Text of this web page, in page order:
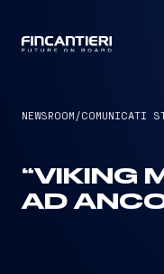
NEWSROOM /COMUNICATI
“VIKING
AD